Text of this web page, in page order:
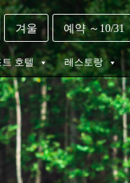
겨울 예약 ～10/31
호텔 레스토랑